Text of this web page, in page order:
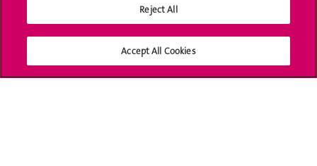
Médias sociaux UNIGE
Reject All
Accept All Cookies